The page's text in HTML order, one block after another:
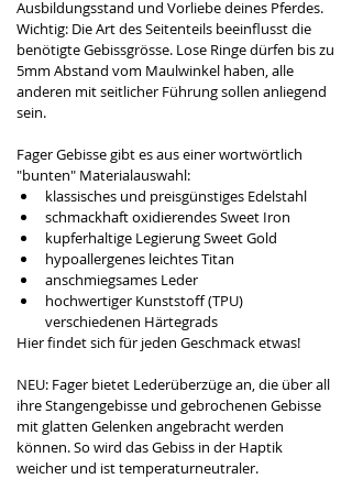
Ausbildungsstand und Vorliebe deines Pferdes.
Wichtig: Die Art des Seitenteils beeinflusst die
benötigte Gebissgrösse. Lose Ringe dürfen bis zu
5mm Abstand vom Maulwinkel haben, alle
anderen mit seitlicher Führung sollen anliegend
sein.
Fager Gebisse gibt es aus einer wortwörtlich
"bunten" Materialauswahl:
klassisches und preisgünstiges Edelstahl
schmackhaft oxidierendes Sweet Iron
kupferhaltige Legierung Sweet Gold
hypoallergenes leichtes Titan
anschmiegsames Leder
hochwertiger Kunststoff (TPU)
verschiedenen Härtegrads
Hier findet sich für jeden Geschmack etwas!
NEU: Fager bietet Lederüberzüge an, die über all
ihre Stangengebisse und gebrochenen Gebisse
mit glatten Gelenken angebracht werden
können. So wird das Gebiss in der Haptik
weicher und ist temperaturneutraler.